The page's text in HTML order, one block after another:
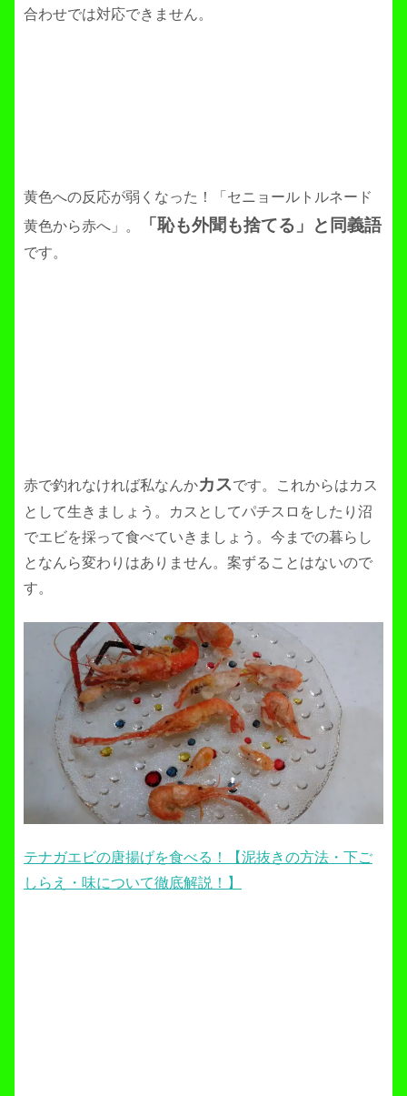
合わせでは対応できません。
黄色への反応が弱くなった！「セニョールトルネード
黄色から赤へ」。
「恥も外聞も捨てる」と同義語
です。
赤で釣れなければ私なんかカスです。これからはカス
として生きましょう。カスとしてパチスロをしたり沼
でエビを採って食べていきましょう。今までの暮らし
となんら変わりはありません。案ずることはないので
す。
テナガエビの唐揚げを食べる！【泥抜きの方法・下ご
しらえ・味について徹底解説！】